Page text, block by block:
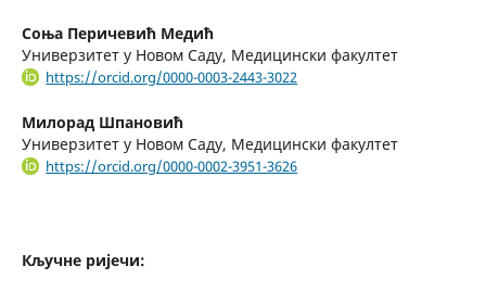
Соња Перичевић Медић
Универзитет у Новом Саду, Медицински факултет
https://orcid.org/0000-0003-2443-3022
Милорад Шпановић
Универзитет у Новом Саду, Медицински факултет
https://orcid.org/0000-0002-3951-3626
Кључне ријечи: